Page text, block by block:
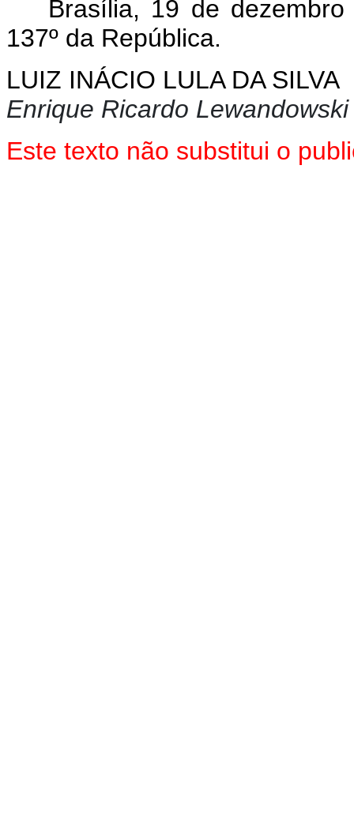
Brasília, 19 de
137º da República.
LUIZ INÁCIO LULA DA SILVA
Enrique Ricardo Lewandowski
Este texto não substitui o